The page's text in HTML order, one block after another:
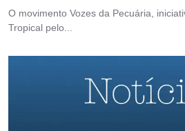
O movimento Vozes da Pecuária,
Tropical pelo...